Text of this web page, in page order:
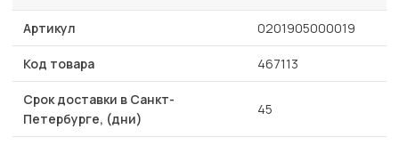
Артикул 0201905000019
Код товара 467113
Срок доставки в Санкт-
Петербурге, (дни)
45